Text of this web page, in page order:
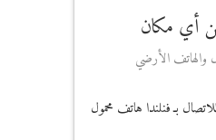
أي مكان
والهاتف الأرضي
للاتصال بـ فنلندا هاتف محمول